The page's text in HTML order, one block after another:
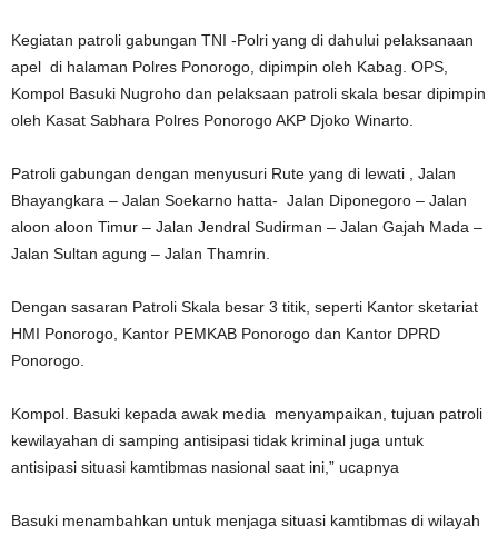
Kegiatan patroli gabungan TNI -Polri yang di dahului pelaksanaan
apel di halaman Polres Ponorogo, dipimpin oleh Kabag. OPS,
Kompol Basuki Nugroho dan pelaksaan patroli skala besar dipimpin
oleh Kasat Sabhara Polres Ponorogo AKP Djoko Winarto.
Patroli gabungan dengan menyusuri Rute yang di lewati , Jalan
Bhayangkara – Jalan Soekarno hatta- Jalan Diponegoro – Jalan
aloon aloon Timur – Jalan Jendral Sudirman – Jalan Gajah Mada –
Jalan Sultan agung – Jalan Thamrin.
Dengan sasaran Patroli Skala besar 3 titik, seperti Kantor sketariat
HMI Ponorogo, Kantor PEMKAB Ponorogo dan Kantor DPRD
Ponorogo.
Kompol. Basuki kepada awak media menyampaikan, tujuan patroli
kewilayahan di samping antisipasi tidak kriminal juga untuk
antisipasi situasi kamtibmas nasional saat ini,” ucapnya
Basuki menambahkan untuk menjaga situasi kamtibmas di wilayah